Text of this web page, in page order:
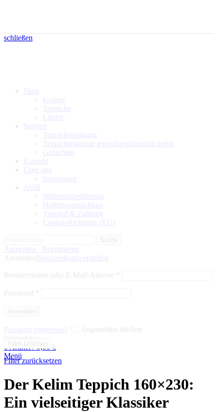
Shop
Kelims
Teppiche
Läufer
Service
Teppichreinigung
Teppichreparatur teppichrestauration berlin
Gutachten
Kontakt
Über uns
Impressum
AGB
Widerrufsbelehrung
Haftungsausschluss
Versand & Zahlung
Cookie-Richtlinie (EU)
Anmelden / Registrieren
Anmelden
Benutzerkonto erstellen
Benutzername oder E-Mail-Adresse
Password
Passwort vergessen?
Angemeldet bleiben
Wunschliste
0Artikel / 0,00 €
Menü
schließen
Filter zurücksetzen
Der Kelim Teppich 160×230:
Ein vielseitiger Klassiker